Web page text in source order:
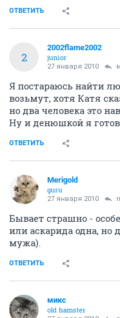
ОТВЕТИТЬ
2
2002flame2002
junior
27 января 2010
Я постараюсь найти
возьмут, хотя Катя
но два человека это
Ну и денюшкой я
ОТВЕТИТЬ
Merigold
guru
27 января 2010
Бывает страшно -
или аскарида одна, но
мужа).
ОТВЕТИТЬ
микс
old hamster